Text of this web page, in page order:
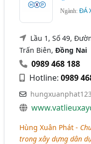
Yên Bái
Ngành:ĐÁ
Lầu 1, Số 49,
Trấn Biên,Đồng Nai
0989 468 188
Hotline:0989
Hùng Xuân Phát -
trong xây dựng dân